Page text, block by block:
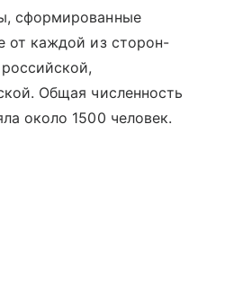
сформированные
от каждой из сторон-
Общая численность
около 1500 человек.